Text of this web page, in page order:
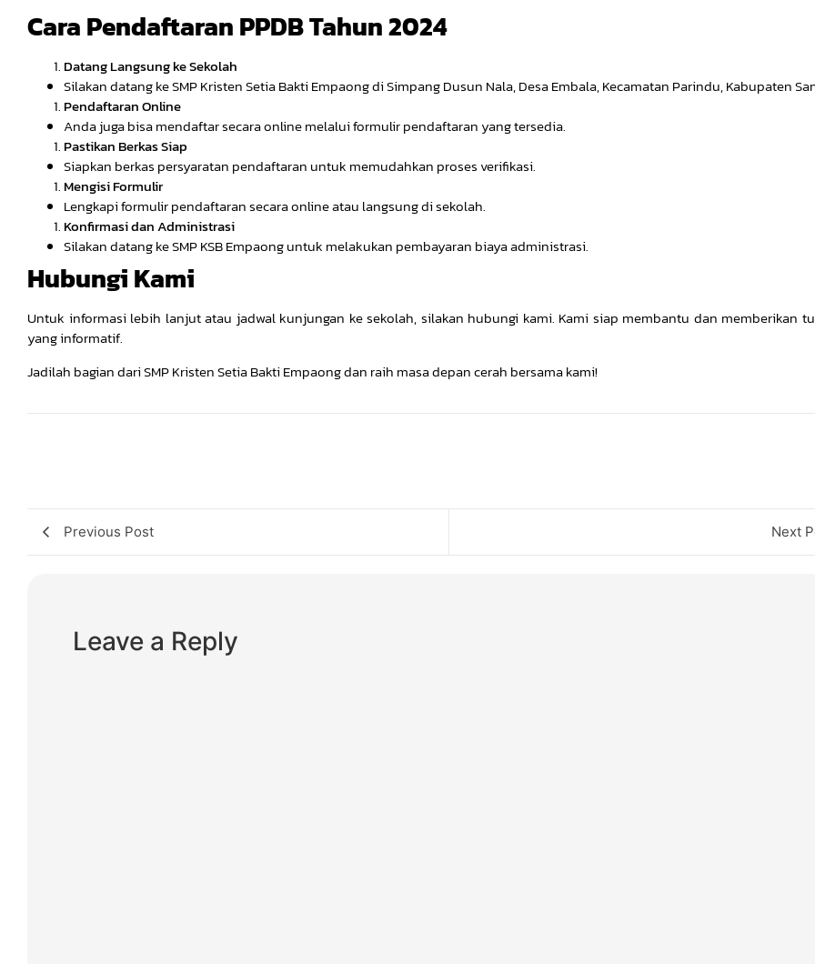
Cara Pendaftaran PPDB Tahun 2024
Datang Langsung ke Sekolah
Silakan datang ke SMP Kristen Setia Bakti Empaong di Simpang Dusun Nala, Desa Embala, Kecamatan Parindu, Kabupaten
Pendaftaran Online
Anda juga bisa mendaftar secara online melalui formulir pendaftaran yang tersedia.
Pastikan Berkas Siap
Siapkan berkas persyaratan pendaftaran untuk memudahkan proses verifikasi.
Mengisi Formulir
Lengkapi formulir pendaftaran secara online atau langsung di sekolah.
Konfirmasi dan Administrasi
Silakan datang ke SMP KSB Empaong untuk melakukan pembayaran biaya administrasi.
Hubungi Kami
Untuk informasi lebih lanjut atau jadwal kunjungan ke sekolah, silakan hubungi kami. Kami siap membantu dan memberikan
yang informatif.
Jadilah bagian dari SMP Kristen Setia Bakti Empaong dan raih masa depan cerah bersama kami!
Previous Post Next
Leave a Reply